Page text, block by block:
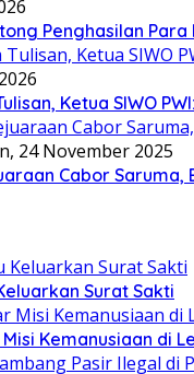
Penghasilan Para
Ketua SIWO
24 November 2025
Cabor
Surat Sakti
Kemanusiaan di